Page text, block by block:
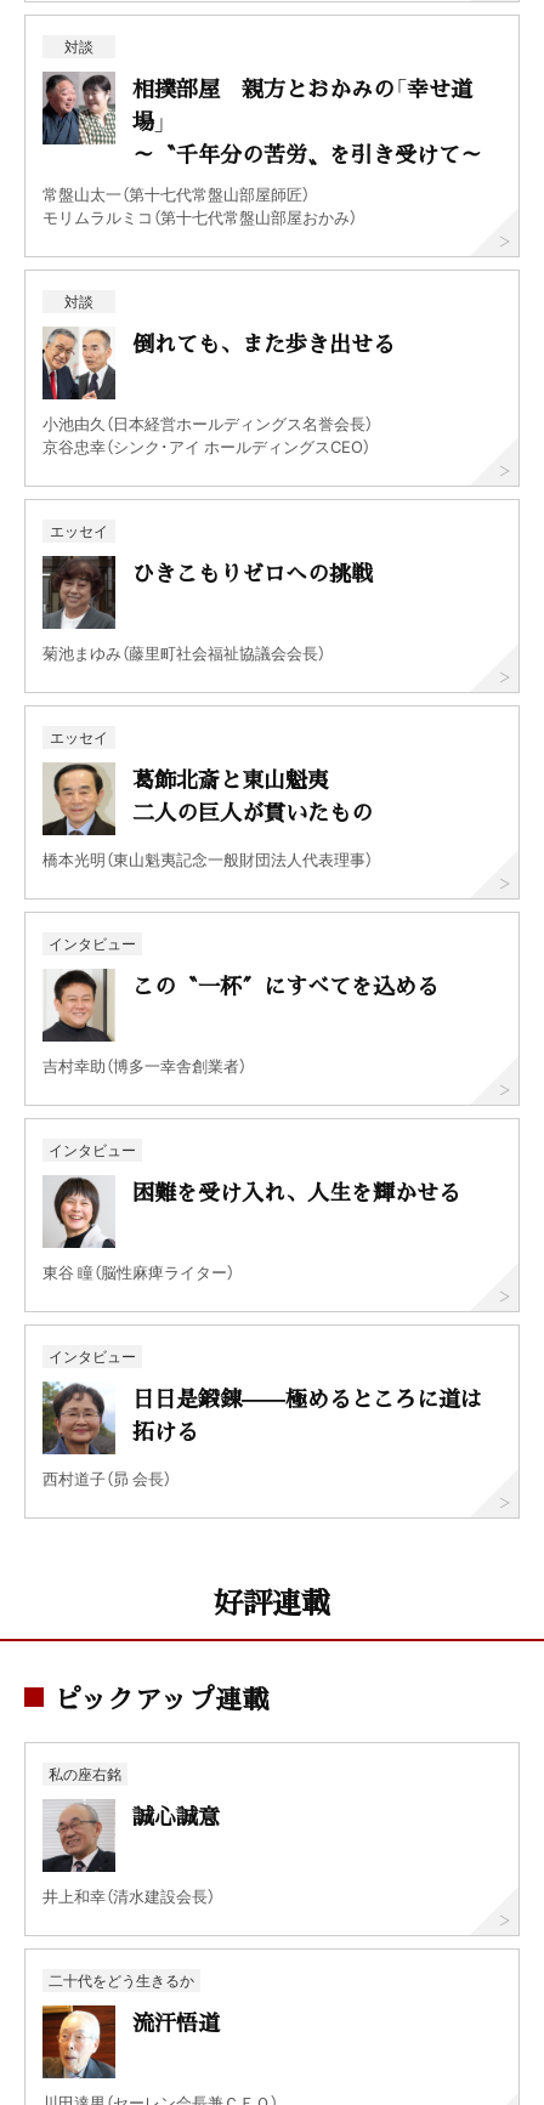
対談
相撲部屋 親方とおかみの「幸せ道
場」
～〝千年分の苦労〟を引き受けて～
常盤山太一（第十七代常盤山部屋師匠）
モリムラルミコ（第十七代常盤山部屋おかみ）
対談
倒れても、また歩き出せる
小池由久（日本経営ホールディングス名誉会長）
京谷忠幸（シンク･アイ ホールディングスCEO）
エッセイ
ひきこもりゼロへの挑戦
菊池まゆみ（藤里町社会福祉協議会会長）
エッセイ
葛飾北斎と東山魁夷
二人の巨人が貫いたもの
橋本光明（東山魁夷記念一般財団法人代表理事）
インタビュー
この〝一杯〞にすべてを込める
吉村幸助（博多一幸舎創業者）
インタビュー
困難を受け入れ、人生を輝かせる
東谷 瞳（脳性麻痺ライター）
インタビュー
日日是鍛錬——極めるところに道は
拓ける
西村道子（昴 会長）
好評連載
ピックアップ連載
私の座右銘
誠心誠意
井上和幸（清水建設会長）
二十代をどう生きるか
流汗悟道